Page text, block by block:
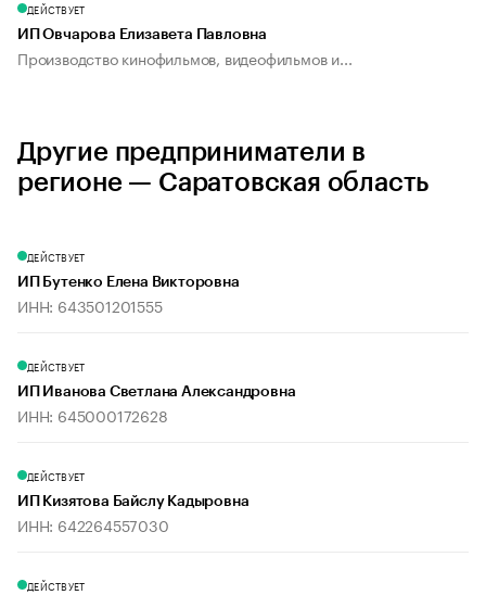
ДЕЙСТВУЕТ
ИП Овчарова Елизавета Павловна
Производство кинофильмов, видеофильмов и...
Другие предприниматели в
регионе — Саратовская область
ДЕЙСТВУЕТ
ИП Бутенко Елена Викторовна
ИНН: 643501201555
ДЕЙСТВУЕТ
ИП Иванова Светлана Александровна
ИНН: 645000172628
ДЕЙСТВУЕТ
ИП Кизятова Байслу Кадыровна
ИНН: 642264557030
ДЕЙСТВУЕТ